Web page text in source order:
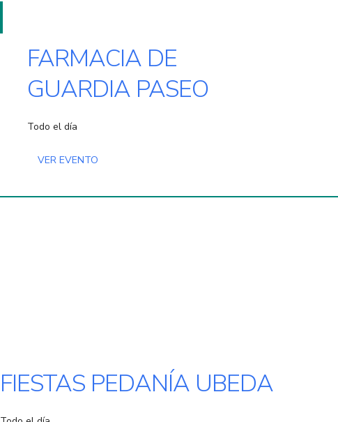
FARMACIA DE
GUARDIA PASEO
Todo el día
VER EVENTO
FIESTAS PEDANÍA UBEDA